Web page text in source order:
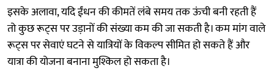
इसके अलावा, यदि ईंधन की कीमतें लंबे समय तक ऊंची बनी रहती हैं
तो कुछ रूट्स पर उड़ानों की संख्या कम की जा सकती है। कम मांग वाले
रूट्स पर सेवाएं घटने से यात्रियों के विकल्प सीमित हो सकते हैं और
यात्रा की योजना बनाना मुश्किल हो सकता है।